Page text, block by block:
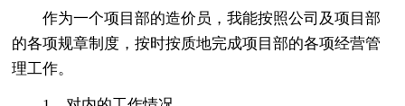
作为一个项目部的造价员，我能按照公司及项目部
的各项规章制度，按时按质地完成项目部的各项经营管
理工作。